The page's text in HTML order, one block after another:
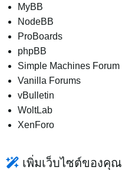
MyBB
NodeBB
ProBoards
phpBB
Simple Machines Forum
Vanilla Forums
vBulletin
WoltLab
XenForo
เพิ่มเว็บไซต์ของคุณ